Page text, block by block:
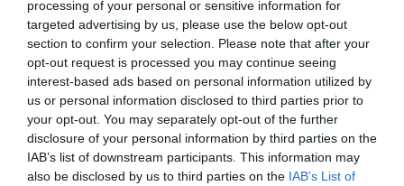
processing of your personal or sensitive information for
targeted advertising by us, please use the below opt-out
section to confirm your selection. Please note that after your
opt-out request is processed you may continue seeing
interest-based ads based on personal information utilized by
us or personal information disclosed to third parties prior to
your opt-out. You may separately opt-out of the further
disclosure of your personal information by third parties on the
IAB’s list of downstream participants. This information may
also be disclosed by us to third parties on the IAB’s List of
RELACIONADES